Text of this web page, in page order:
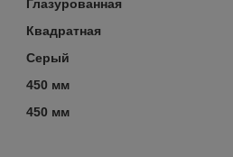
Глазурованная
Квадратная
Серый
450 мм
450 мм